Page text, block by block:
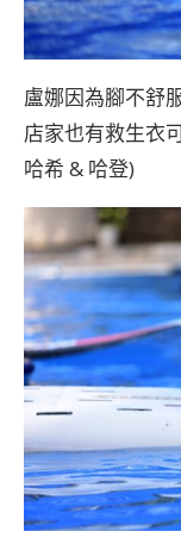
盧娜因為腳不舒
店家也有救生衣
哈希 & 哈登)